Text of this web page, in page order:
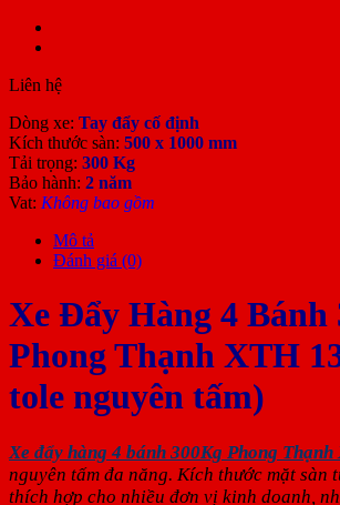
Liên hệ
Dòng xe: Tay đẩy cố định
Kích thước sàn: 500 x 1000 mm
Tải trọng: 300 Kg
Bảo hành: 2 năm
Vat: Không bao gồm
Mô tả
Đánh giá (0)
Xe Đẩy Hàng 4 Bánh
Phong Thạnh XTH
tole nguyên tấm)
Xe đẩy hàng 4 bánh 300Kg Phong
nguyên tấm đa năng. Kích thước mặt sàn
thích hợp cho nhiều đơn vị kinh doanh,